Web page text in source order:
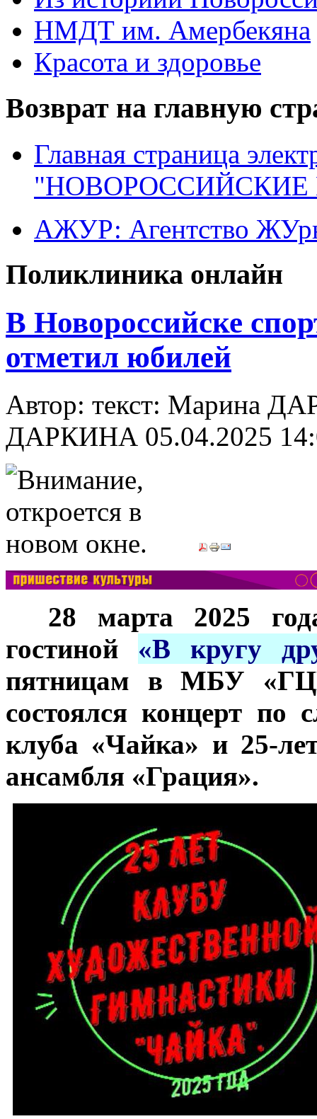
НМДТ им. Амербекяна
Красота и здоровье
Возврат на главную
Главная страница
"НОВОРОССИЙСКИЕ
АЖУР: Агентство
Поликлиника онлайн
В Новороссийске
отметил юбилей
Автор: текст: Марина
ДАРКИНА 05.04.2025
28 марта 2025
гостиной
«В кругу
пятницам в МБУ
состоялся концерт по
клуба «Чайка» и 25-
ансамбля «Грация».